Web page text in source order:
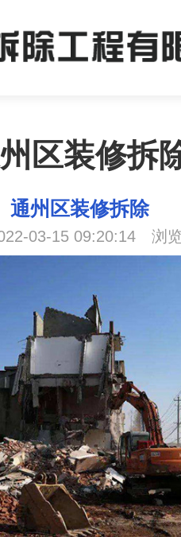
区装修拆
通州区装修拆除
03-15 09:20:14 浏